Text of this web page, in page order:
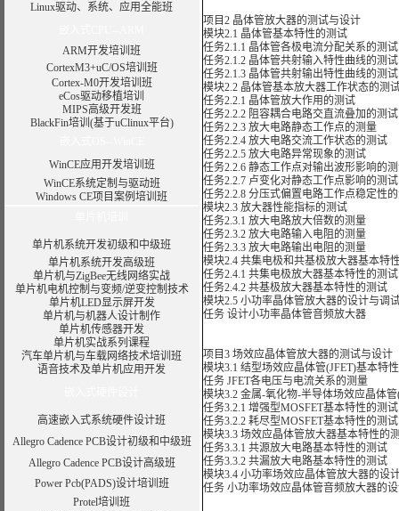
Linux驱动、系统、应用全能班
ARM开发培训班
CortexM3+uC/OS培训班
Cortex-M0开发培训班
eCos驱动移植培训
MIPS高级开发班
BlackFin培训(基于uClinux平台)
WinCE应用开发培训班
WinCE系统定制与驱动班
Windows CE项目案例培训班
单片机系统开发初级和中级班
单片机系统开发高级班
单片机与ZigBee无线网络实战
单片机电机控制与变频/逆变控制技术
单片机LED显示屏开发
单片机与机器人设计制作
单片机传感器开发
单片机实战系列课程
汽车单片机与车载网络技术培训班
语音技术及单片机应用开发
高速嵌入式系统硬件设计班
Allegro Cadence PCB设计初级和中级班
Allegro Cadence PCB设计高级班
Power Pcb(PADS)设计培训班
Protel培训班
项目2 晶体管放大器的测试与设计
模块2.1 晶体管基本特性的测试
任务2.1.1 晶体管各极电流分配关系的测试
任务2.1.2 晶体管共射输入特性曲线的测试
任务2.1.3 晶体管共射输出特性曲线的测试
模块2.2 晶体管基本放大器工作状态的测
任务2.2.1 晶体管放大作用的测试
任务2.2.2 阻容耦合电路交直流叠加的测试
任务2.2.3 放大电路静态工作点的测量
任务2.2.4 放大电路交流工作状态的测试
任务2.2.5 放大电路异常现象的测试
任务2.2.6 静态工作点对输出波形影响的
任务2.2.7 卢变化对静态工作点影响的测试
任务2.2.8 分压式偏置电路工作点稳定性
模块2.3 放大器性能指标的测试
任务2.3.1 放大电路放大倍数的测量
任务2.3.2 放大电路输入电阻的测量
任务2.3.3 放大电路输出电阻的测量
模块2.4 共集电极和共基极放大器基本特
任务2.4.1 共集电极放大器基本特性的测试
任务2.4.2 共基极放大器基本特性的测试
模块2.5 小功率晶体管放大器的设计与调
任务 设计小功率晶体管音频放大器
项目3 场效应晶体管放大器的测试与设计
模块3.1 结型场效应晶体管(JFET)基本特
任务 JFET各电压与电流关系的测量
模块3.2 金属-氧化物-半导体场效应晶体
任务3.2.1 增强型MOSFET基本特性的测试
任务3.2.2 耗尽型MOSFET基本特性的测试
模块3.3 场效应晶体管放大器基本特性的
任务3.3.1 共源放大电路基本特性的测试
任务3.3.2 共漏放大电路基本特性的测试
模块3.4 小功率场效应晶体管放大器的设
任务 小功率场效应晶体管音频放大器的